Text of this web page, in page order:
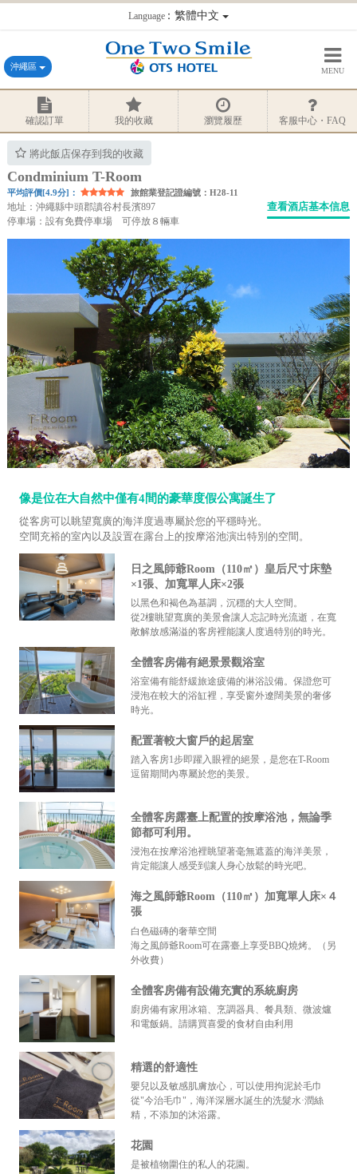
Language：繁體中文
沖繩區 MENU
確認訂單 我的收藏 瀏覽履歷 客服中心・FAQ
將此飯店保存到我的收藏
Condminium T-Room
平均評價[4.9分]： 旅館業登記證編號：H28-11
地址：沖繩縣中頭郡讀谷村長濱897
停車場：設有免費停車場 可停放８輛車
查看酒店基本信息
像是位在大自然中僅有4間的豪華度假公寓誕生了
從客房可以眺望寬廣的海洋度過專屬於您的平穩時光。
空間充裕的室內以及設置在露台上的按摩浴池演出特別的空間。
日之風師爺Room（110㎡）皇后尺寸床墊
×1張、加寬單人床×2張
以黑色和褐色為基調，沉穩的大人空間。
從2樓眺望寬廣的美景會讓人忘記時光流逝，在寬
敞解放感滿溢的客房裡能讓人度過特別的時光。
全體客房備有絕景景觀浴室
浴室備有能舒緩旅途疲備的淋浴設備。保證您可
浸泡在較大的浴缸裡，享受窗外遼闊美景的奢侈
時光。
配置著較大窗戶的起居室
踏入客房1步即躍入眼裡的絕景，是您在T-Room
逗留期間內專屬於您的美景。
全體客房露臺上配置的按摩浴池，無論季
節都可利用。
浸泡在按摩浴池裡眺望著毫無遮蓋的海洋美景，
肯定能讓人感受到讓人身心放鬆的時光吧。
海之風師爺Room（110㎡）加寬單人床×４
張
白色磁磚的奢華空間
海之風師爺Room可在露臺上享受BBQ燒烤。（另
外收費）
全體客房備有設備充實的系統廚房
廚房備有家用冰箱、烹調器具、餐具類、微波爐
和電飯鍋。請購買喜愛的食材自由利用
精選的舒適性
嬰兒以及敏感肌膚放心，可以使用拘泥於毛巾
從"今治毛巾"，海洋深層水誕生的洗髮水·潤絲
精，不添加的沐浴露。
花園
是被植物圍住的私人的花園。